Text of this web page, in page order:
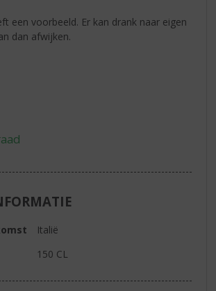
een voorbeeld. Er kan drank naar eigen
dan afwijken.
Italië
150 CL